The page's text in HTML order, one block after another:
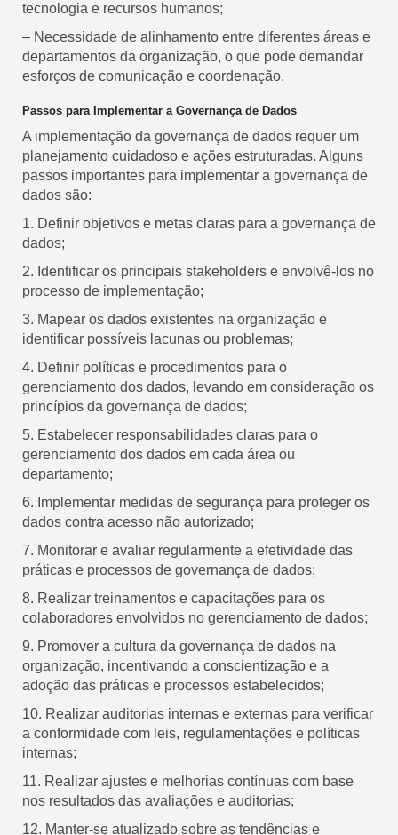
tecnologia e recursos humanos;
– Necessidade de alinhamento entre diferentes áreas e
departamentos da organização, o que pode demandar
esforços de comunicação e coordenação.
Passos para Implementar a Governança de Dados
A implementação da governança de dados requer um
planejamento cuidadoso e ações estruturadas. Alguns
passos importantes para implementar a governança de
dados são:
1. Definir objetivos e metas claras para a governança de
dados;
2. Identificar os principais stakeholders e envolvê-los no
processo de implementação;
3. Mapear os dados existentes na organização e
identificar possíveis lacunas ou problemas;
4. Definir políticas e procedimentos para o
gerenciamento dos dados, levando em consideração os
princípios da governança de dados;
5. Estabelecer responsabilidades claras para o
gerenciamento dos dados em cada área ou
departamento;
6. Implementar medidas de segurança para proteger os
dados contra acesso não autorizado;
7. Monitorar e avaliar regularmente a efetividade das
práticas e processos de governança de dados;
8. Realizar treinamentos e capacitações para os
colaboradores envolvidos no gerenciamento de dados;
9. Promover a cultura da governança de dados na
organização, incentivando a conscientização e a
adoção das práticas e processos estabelecidos;
10. Realizar auditorias internas e externas para verificar
a conformidade com leis, regulamentações e políticas
internas;
11. Realizar ajustes e melhorias contínuas com base
nos resultados das avaliações e auditorias;
12. Manter-se atualizado sobre as tendências e